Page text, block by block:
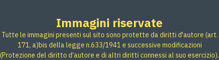
Immagini riservate
Tutte le immagini presenti sul sito sono protette da diritti d'autore (art.
171, a)bis della legge n.633/1941 e successive modificazioni
(Protezione del diritto d’autore e di altri diritti connessi al suo esercizio).